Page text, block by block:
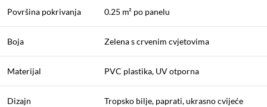
Površina pokrivanja 0.25 m² po panelu
Boja Zelena s crvenim cvjetovima
Materijal PVC plastika, UV otporna
Dizajn Tropsko bilje, paprati, ukrasno cvijeće